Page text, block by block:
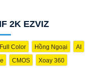
2K EZVIZ
Full Color Hồng Ngoại
AI
CMOS Xoay 360